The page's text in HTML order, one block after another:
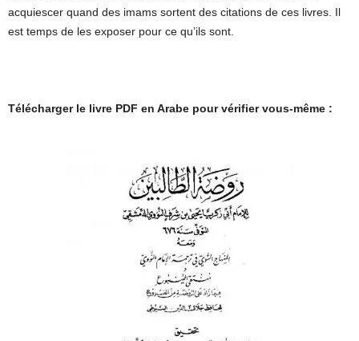
acquiescer quand des imams sortent des citations de ces livres. Il
est temps de les exposer pour ce qu’ils sont.
Télécharger le livre PDF en Arabe pour vérifier vous-même :